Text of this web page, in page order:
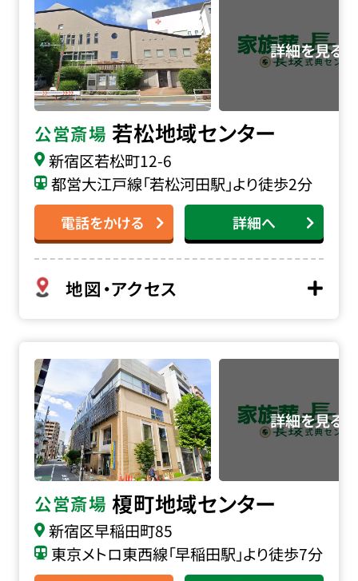
公営斎場 若松地域センター
新宿区若松町12-6
都営大江戸線「若松河田駅」より徒歩2分
電話をかける 詳細へ
地図・アクセス
公営斎場 榎町地域センター
新宿区早稲田町85
東京メトロ東西線「早稲田駅」より徒歩7分
榎町地域センターの詳細へ